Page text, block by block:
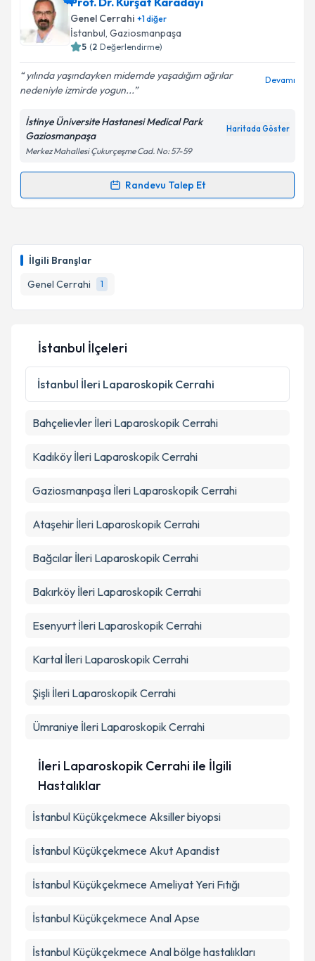
İlgili Branşlar
Genel Cerrahi
1
Takvim Talebini Gönder
randevu takvimi talebi oluşturun. Size bu uzmandan
randevu almanız için bir takvim hazırlandığında e-
posta ile bilgilendireceğiz.
E-posta Adresiniz
Kişisel verilerimin işlenmesine ilişkin
Metni'ni okudum ve kişisel verilerimin belirtilen
kapsamda işlenmesini kabul ediyorum.
Genel Cerrahi +1diğer
İstanbul, Gaziosmanpaşa
5 (2 Değerlendirme)
yılında yaşındayken midemde yaşadığım ağrılar
nedeniyle izmirde yogun...
Devamı
İstinye Üniversite Hastanesi Medical Park
Gaziosmanpaşa
Haritada Göster
Merkez Mahallesi Çukurçeşme Cad. No: 57-59
Randevu Talep Et
Randevu Takvimi Talebi
takvim hazırlandığında e-posta ile bilgilendireceğiz.
E-posta Adresiniz
Kişisel verilerimin işlenmesine ilişkinAydınlatma
Metni
'ni okudum ve kişisel verilerimin belirtilen
kapsamda işlenmesini kabul ediyorum.
İstanbul İlçeleri
İstanbul İleri Laparoskopik Cerrahi
Bahçelievler İleri Laparoskopik Cerrahi
Kadıköy İleri Laparoskopik Cerrahi
Gaziosmanpaşa İleri Laparoskopik Cerrahi
Ataşehir İleri Laparoskopik Cerrahi
Bağcılar İleri Laparoskopik Cerrahi
Bakırköy İleri Laparoskopik Cerrahi
Esenyurt İleri Laparoskopik Cerrahi
Kartal İleri Laparoskopik Cerrahi
Şişli İleri Laparoskopik Cerrahi
Ümraniye İleri Laparoskopik Cerrahi
İleri Laparoskopik Cerrahi ile İlgili
Hastalıklar
İstanbul Küçükçekmece Aksiller biyopsi
İstanbul Küçükçekmece Akut Apandist
İstanbul Küçükçekmece Ameliyat Yeri Fıtığı
İstanbul Küçükçekmece Anal Apse
İstanbul Küçükçekmece Anal bölge hastalıkları